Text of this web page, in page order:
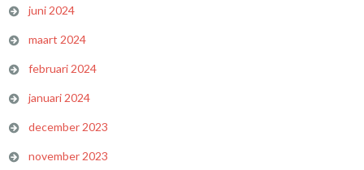
juni 2024
maart 2024
februari 2024
januari 2024
december 2023
november 2023